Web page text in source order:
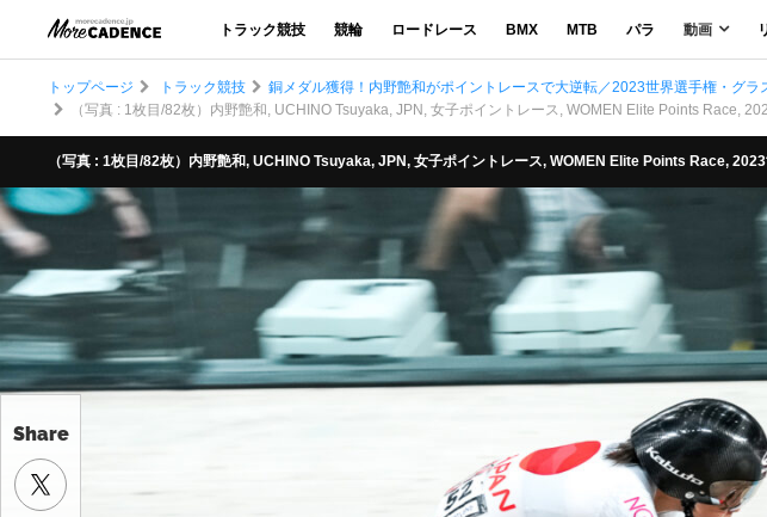
トラック競技 競輪 ロードレース BMX MTB パラ 動画
Share
トップページ トラック競技 銅メダル獲得！内野艶和がポイントレースで大逆転／2023世界選手権・グラ
（写真 : 1枚目/82枚）内野艶和, UCHINO Tsuyaka, JPN, 女子ポイントレース, WOMEN Elite Points Race,
（写真 : 1枚目/82枚）内野艶和, UCHINO Tsuyaka, JPN, 女子ポイントレース, WOMEN Elite Points Race,